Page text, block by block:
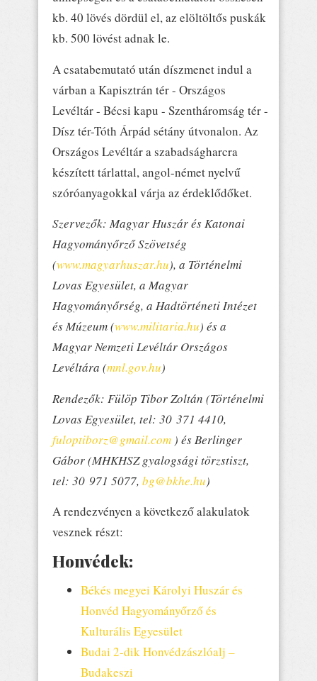
kb. 40 lövés dördül el, az elöltöltős puskák
kb. 500 lövést adnak le.
A csatabemutató után díszmenet indul a
várban a Kapisztrán tér - Országos
Levéltár - Bécsi kapu - Szentháromság tér -
Dísz tér-Tóth Árpád sétány útvonalon. Az
Országos Levéltár a szabadságharcra
készített tárlattal, angol-német nyelvű
szóróanyagokkal várja az érdeklődőket.
Szervezők: Magyar Huszár és Katonai
Hagyományőrző Szövetség
(www.magyarhuszar.hu), a Történelmi
Lovas Egyesület, a Magyar
Hagyományőrség, a Hadtörténeti Intézet
és Múzeum (www.militaria.hu) és a
Magyar Nemzeti Levéltár Országos
Levéltára (mnl.gov.hu)
Rendezők: Fülöp Tibor Zoltán (Történelmi
Lovas Egyesület, tel: 30 371 4410,
fuloptiborz@gmail.com ) és Berlinger
Gábor (MHKHSZ gyalogsági törzstiszt,
tel: 30 971 5077, bg@bkhe.hu)
A rendezvényen a következő alakulatok
vesznek részt:
Honvédek:
Békés megyei Károlyi Huszár és
Honvéd Hagyományőrző és
Kulturális Egyesület
Budai 2-dik Honvédzászlóalj –
Budakeszi